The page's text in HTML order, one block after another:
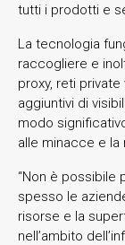
tutti i prodotti e
La tecnologia
raccogliere e
proxy, reti private
aggiuntivi di
modo
alle minacce e
“Non è possibile
spesso le
risorse e la
nell’ambito